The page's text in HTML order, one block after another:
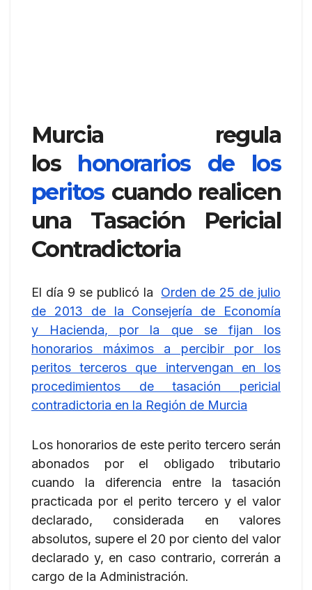
Murcia regula
los honorarios de los
peritoscuando realicen
una Tasación Pericial
Contradictoria
El día 9 se publicó la Orden de 25 de julio
de 2013 de la Consejería de Economía
y Hacienda, por la que se fijan los
honorarios máximos a percibir por los
peritos terceros que intervengan en los
procedimientos de tasación pericial
contradictoria en la Región de Murcia
Los honorarios de este perito tercero serán
abonados por el obligado tributario
cuando la diferencia entre la tasación
practicada por el perito tercero y el valor
declarado, considerada en valores
absolutos, supere el 20 por ciento del valor
declarado y, en caso contrario, correrán a
cargo de la Administración.